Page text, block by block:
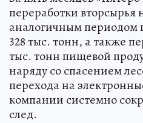
переработки вторсырья
аналогичным периодом
328 тыс. тонн, а также
тыс. тонн пищевой
наряду со спасением
перехода на
компании системно
след.